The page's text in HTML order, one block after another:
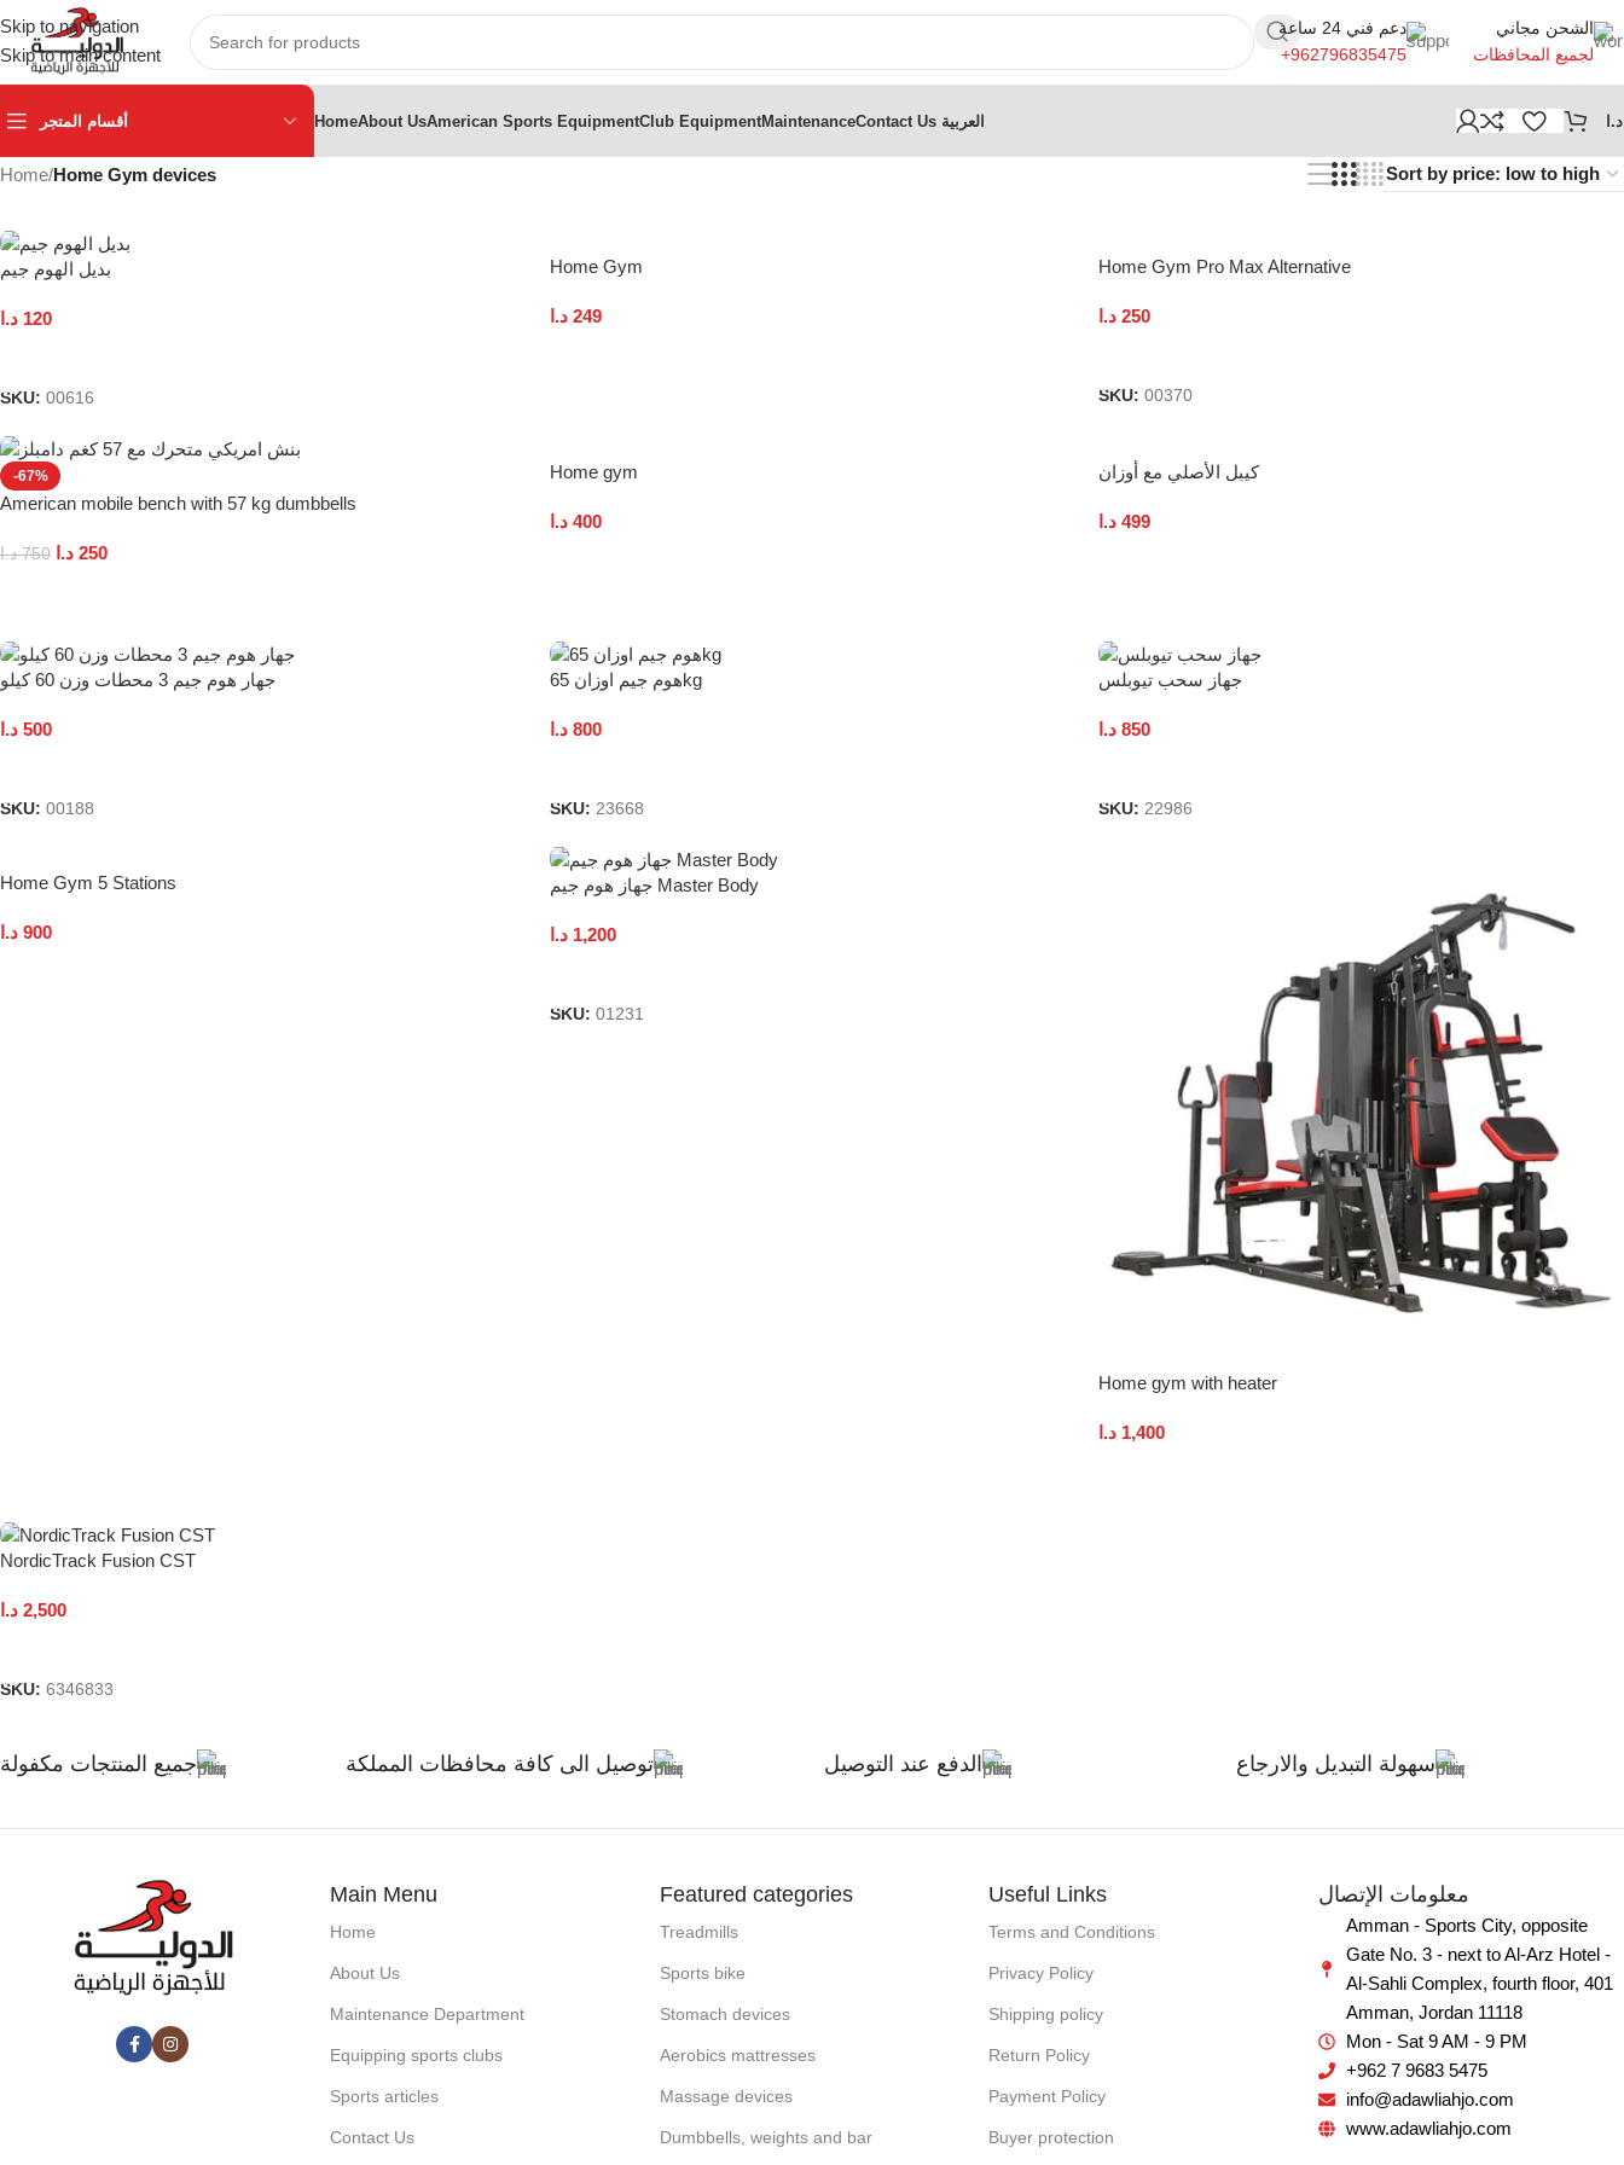
Skip to navigation
Skip to main content
دعم فني 24 ساعة
+962796835475
الشحن مجاني
لجميع المحافظات
أقسام المتجر HomeAbout UsAmerican Sports EquipmentClub EquipmentMaintenanceContact Us العربية د.ا
Home/Home Gym devices
بديل الهوم جيم
120 د.ا
SKU: 00616
Home Gym
249 د.ا
Home Gym Pro Max Alternative
250 د.ا
SKU:00370
-67%
American mobile bench with 57 kg dumbbells
750 د.ا 250 د.ا
Home gym
400 د.ا
كيبل الأصلي مع أوزان
499 د.ا
جهار هوم جيم 3 محطات وزن 60 كيلو
500 د.ا
SKU: 00188
هوم جيم اوزان 65kg
800 د.ا
SKU: 23668
جهاز سحب تيوبلس
850 د.ا
SKU:22986
Home Gym 5 Stations
900 د.ا
جهاز هوم جيم Master Body
1,200 د.ا
SKU: 01231
Home gym with heater
1,400 د.ا
NordicTrack Fusion CST
2,500 د.ا
SKU: 6346833
جميع المنتجات مكفولة توصيل الى كافة محافظات المملكة الدفع عند التوصيل سهولة التبديل والارجاع
Main Menu
Home
About Us
Maintenance Department
Equipping sports clubs
Sports articles
Contact Us
Featured categories
Treadmills
Sports bike
Stomach devices
Aerobics mattresses
Massage devices
Dumbbells, weights and bar
Useful Links
Terms and Conditions
Privacy Policy
Shipping policy
Return Policy
Payment Policy
Buyer protection
معلومات الإتصال
Amman - Sports City, opposite
Gate No. 3 - next to Al-Arz Hotel -
Al-Sahli Complex, fourth floor, 401
Amman, Jordan 11118
Mon - Sat 9 AM - 9 PM
+962 7 9683 5475
info@adawliahjo.com
www.adawliahjo.com